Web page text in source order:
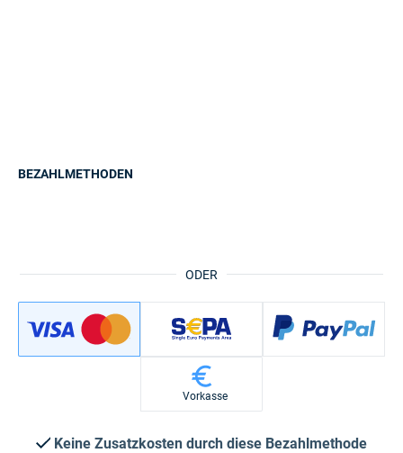
ODER
BEZAHLMETHODEN
Vorkasse
Keine Zusatzkosten durch diese Bezahlmethode